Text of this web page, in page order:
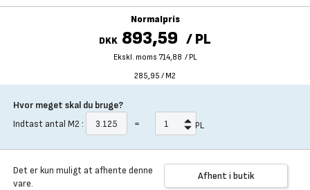
Normalpris
DKK 893,59 /PL
Ekskl. moms 714,88 / PL
285,95 / M2
Hvor meget skal du bruge?
Indtast antal M2 : = PL
Det er kun muligt at afhente denne
vare.
Afhent i butik